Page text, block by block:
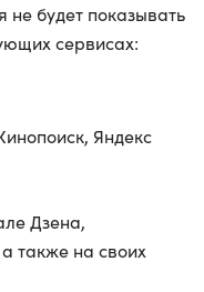
не будет показывать
сервисах:
Яндекс
Дзена,
также на своих